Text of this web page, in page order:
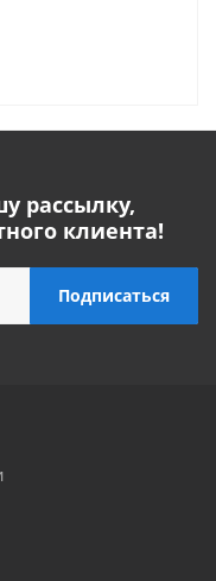
рассылку,
клиента!